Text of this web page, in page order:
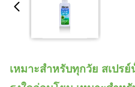
เหมาะสําหรับทุกวัย สเปร